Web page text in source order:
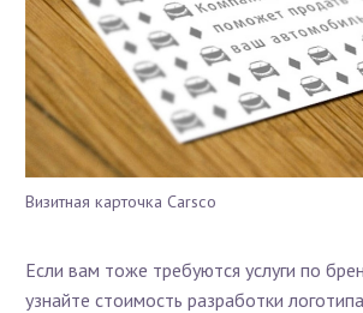
Визитная карточка Carsco
Если вам тоже требуются услуги по
узнайте стоимость разработки